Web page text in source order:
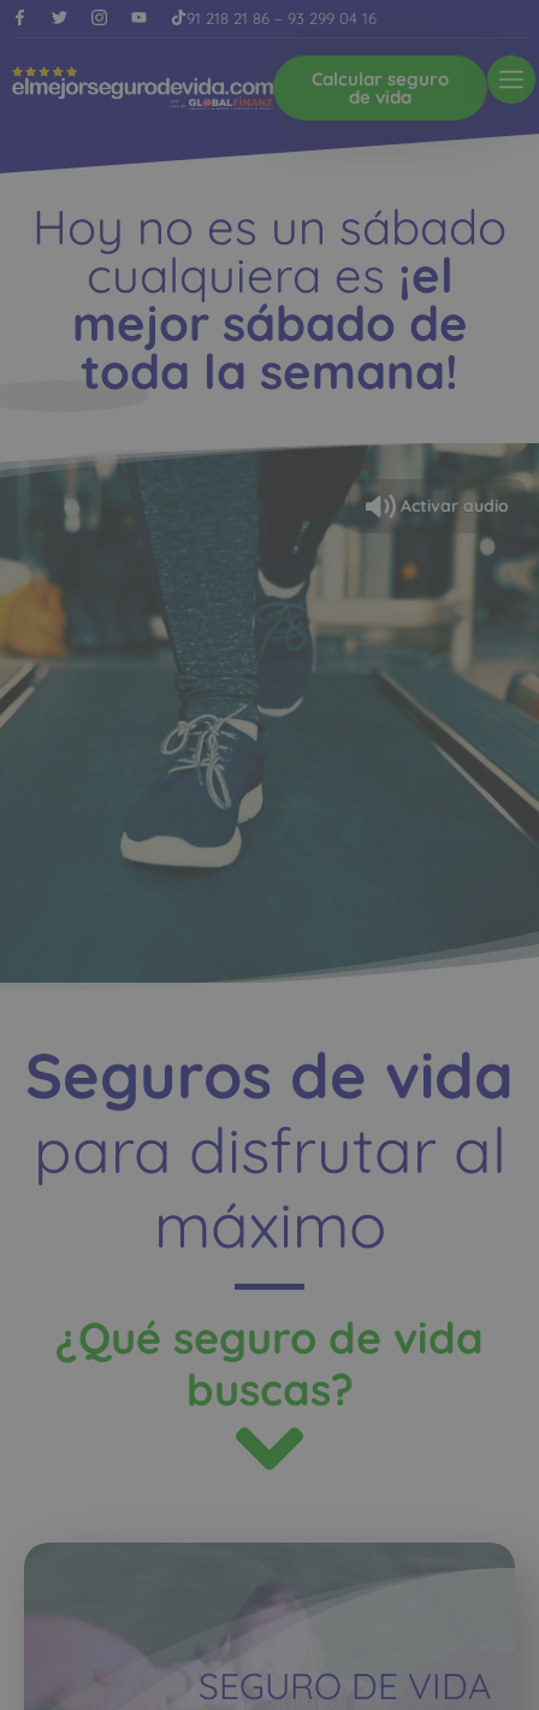
91 218 21 86 – 93 299 04 16
Calcular seguro
de vida
Hoy no es un sábado
cualquiera es ¡el
mejor sábado de
toda la semana!
Activar audio
Seguros de vida
para disfrutar al
máximo
¿Qué seguro de vida
buscas?
SEGURO DE VIDA